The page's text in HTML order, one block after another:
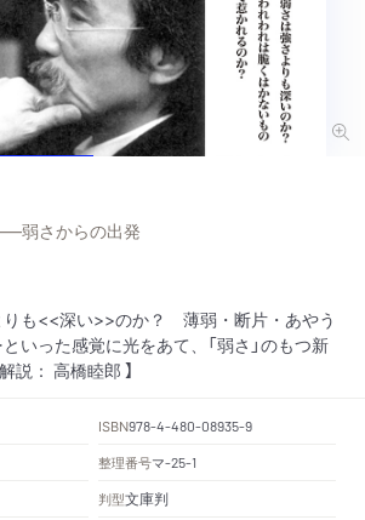
弱さからの出発
りも<<深い>>のか？ 薄弱・断片・あやう
った感覚に光をあて、「弱さ」のもつ新
説： 高橋睦郎 】
ISBN978-4-480-08935-9
整理番号マ-25-1
判型文庫判